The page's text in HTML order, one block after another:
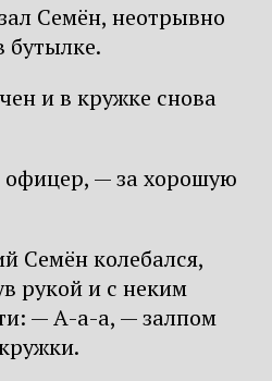
Семён, неотрывно
бутылке.
и в кружке снова
— за хорошую
Семён колебался,
рукой и с неким
— А-а-а, — залпом